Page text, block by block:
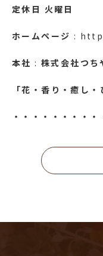
定休日 火曜日
ホームページ :
本社 :株式会社つち
「花・香り・癒し・
・・・・・・・・